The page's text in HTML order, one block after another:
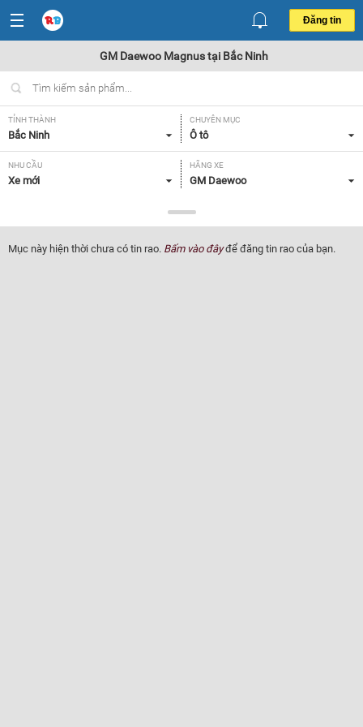
Đăng tin
GM Daewoo Magnus tại Bắc Ninh
TỈNH THÀNH
Bắc Ninh
CHUYÊN MỤC
Ô tô
NHU CẦU
Xe mới
HÃNG XE
GM Daewoo
Magnus
NĂM SẢN XUẤT
Tất cả
GIÁ XE XUẤT XỨ
Mục này hiện thời chưa có tin rao. Bấm vào đâyđể đăng tin rao của bạn.